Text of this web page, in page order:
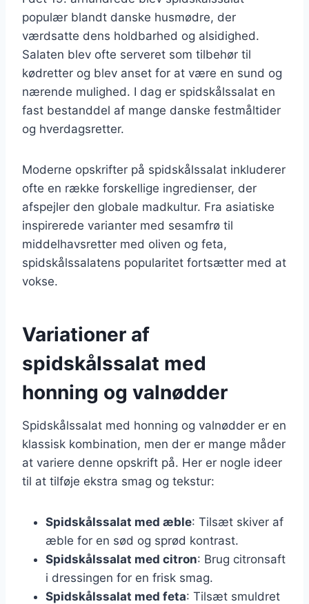
populær blandt danske husmødre, der
værdsatte dens holdbarhed og alsidighed.
Salaten blev ofte serveret som tilbehør til
kødretter og blev anset for at være en sund og
nærende mulighed. I dag er spidskålssalat en
fast bestanddel af mange danske festmåltider
og hverdagsretter.
Moderne opskrifter på spidskålssalat inkluderer
ofte en række forskellige ingredienser, der
afspejler den globale madkultur. Fra asiatiske
inspirerede varianter med sesamfrø til
middelhavsretter med oliven og feta,
spidskålssalatens popularitet fortsætter med at
vokse.
Variationer af
spidskålssalat med
honning og valnødder
Spidskålssalat med honning og valnødder er en
klassisk kombination, men der er mange måder
at variere denne opskrift på. Her er nogle ideer
til at tilføje ekstra smag og tekstur:
Spidskålssalat med æble: Tilsæt skiver af
æble for en sød og sprød kontrast.
Spidskålssalat med citron: Brug citronsaft
i dressingen for en frisk smag.
Spidskålssalat med feta: Tilsæt smuldret